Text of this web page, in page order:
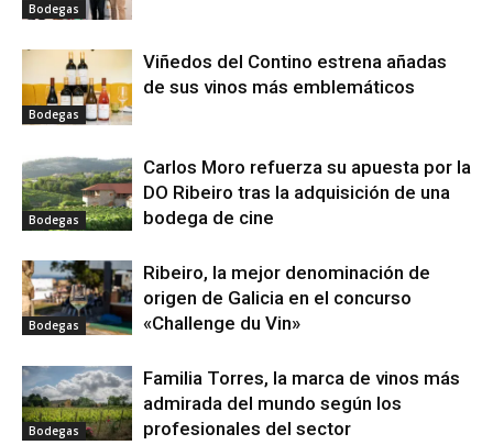
Bodegas
Bodegas
Viñedos del Contino estrena añadas
de sus vinos más emblemáticos
Bodegas
Carlos Moro refuerza su apuesta por la
DO Ribeiro tras la adquisición de una
bodega de cine
Bodegas
Ribeiro, la mejor denominación de
origen de Galicia en el concurso
«Challenge du Vin»
Bodegas
Familia Torres, la marca de vinos más
admirada del mundo según los
profesionales del sector